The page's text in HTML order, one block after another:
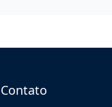
Contato